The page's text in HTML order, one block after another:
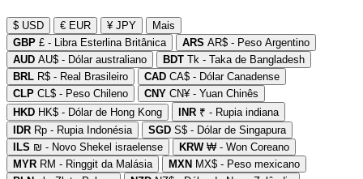
$ USD € EUR ¥ JPY
Mais
GBP £ - Libra Esterlina Britânica ARS AR$ - Peso Argentino
AUD AU$ - Dólar australiano BDT Tk - Taka de Bangladesh
BRL R$ - Real Brasileiro CAD CA$ - Dólar Canadense
CLP CL$ - Peso Chileno CNY CN¥ - Yuan Chinês
HKD HK$ - Dólar de Hong Kong INR ₹ - Rupia indiana
IDR Rp - Rupia Indonésia SGD S$ - Dólar de Singapura
ILS ₪ - Novo Shekel israelense KRW₩ - Won Coreano
MYR RM - Ringgit da Malásia MXN MX$ - Peso mexicano